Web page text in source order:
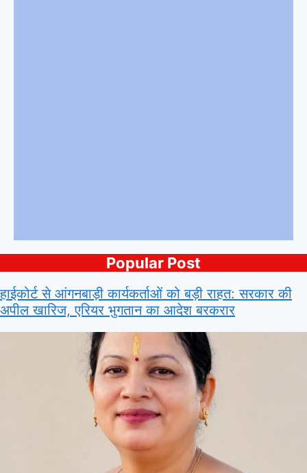
Popular Post
हाईकोर्ट से आंगनबाड़ी कार्यकर्ताओं को बड़ी राहत: सरकार की
अपील खारिज, एरियर भुगतान का आदेश बरकरार